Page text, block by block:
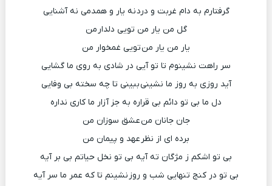
گرفتارم به دام غربت و درد نه یار و همدمی نه آشنایی
گل من یار من تویی دلدار من
یار من یار من تویی غمخوار من
سر راهت نشینوم تا تو آیی در شادی به روی ما گشایی
آید روزی به روز ما نشینی ببینی تا چه سخته بی وفایی
دل ما بی تو دائم بی قراره به جز آزار ما کاری نداره
جان جانان من عشق سوزان من
برده ای از نظر عهد و پیمان من
بی تو اشکم ز مژگان ته آیه بی تو نخل حیاتم بی بر آیه
بی تو در کنج تنهایی شب و روز نشینم تا که عمر ما سر آیه